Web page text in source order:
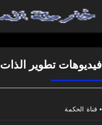
فيديوهات تطوير الذات
• قناة الحكمة